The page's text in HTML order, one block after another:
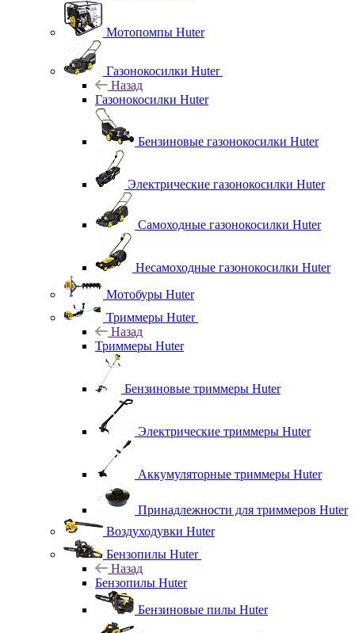
Мотопомпы Huter
Газонокосилки Huter
Назад
Газонокосилки Huter
Бензиновые газонокосилки Huter
Электрические газонокосилки Huter
Самоходные газонокосилки Huter
Несамоходные газонокосилки Huter
Мотобуры Huter
Триммеры Huter
Назад
Триммеры Huter
Бензиновые триммеры Huter
Электрические триммеры Huter
Аккумуляторные триммеры Huter
Принадлежности для триммеров Huter
Воздуходувки Huter
Бензопилы Huter
Назад
Бензопилы Huter
Бензиновые пилы Huter